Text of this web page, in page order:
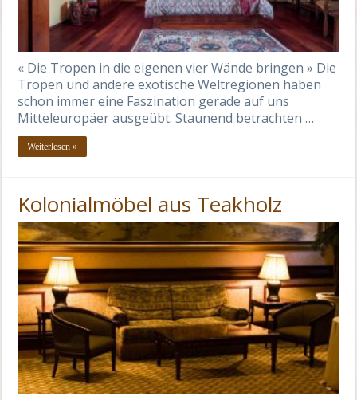
« Die Tropen in die eigenen vier Wände bringen » Die
Tropen und andere exotische Weltregionen haben
schon immer eine Faszination gerade auf uns
Mitteleuropäer ausgeübt. Staunend betrachten …
Weiterlesen »
Kolonialmöbel aus Teakholz